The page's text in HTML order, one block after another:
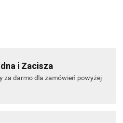
i Zacisza
za darmo dla zamówień powyżej